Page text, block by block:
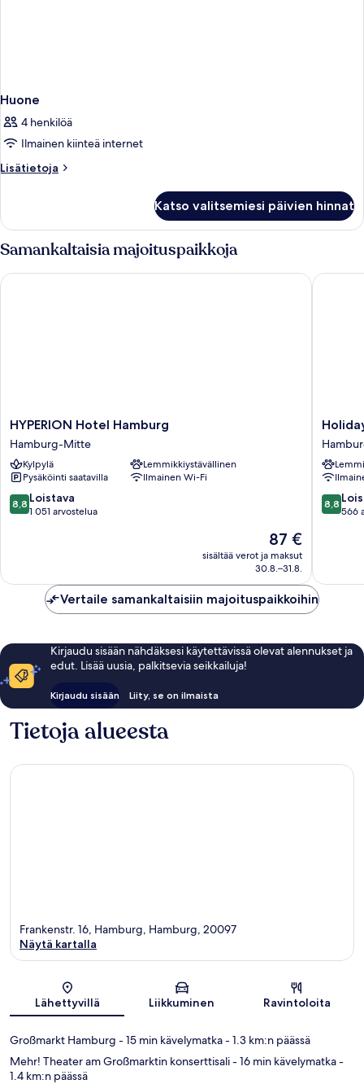
Huone
4 henkilöä
Ilmainen kiinteä internet
Lisätietoja
Lisätietoja
Katso valitsemiesi päivien hinnat
Samankaltaisia majoituspaikkoja
HYPERION
Hotel
Hamburg
Hamburg-
Mitte
HYPERION Hotel Hamburg
Hamburg-Mitte
Kylpylä
Lemmikkiystävällinen
Pysäköinti saatavilla
Ilmainen Wi-Fi
8.8
kautta
8,8 Loistava
1 051 arvostelua
Hinta
on
87 €
87 €
sisältää verot ja maksut
30.8.–31.8.
HYPERION Hotel Hamburg
Holiday
Inn
-
Berliner
Tor
by
8.8
kautta
8,8
566
Holiday
Vertaile samankaltaisiin majoituspaikkoihin
Kirjaudu sisään nähdäksesi käytettävissä olevat alennukset ja
edut. Lisää uusia, palkitsevia seikkailuja!
Kirjaudu sisään Liity, se on ilmaista
Tietoja alueesta
Kartta
Frankenstr. 16, Hamburg, Hamburg, 20097
Näytä kartalla
Lähettyvillä Liikkuminen Ravintoloita
Großmarkt Hamburg - 15 min kävelymatka- 1.3 km:n päässä
Mehr! Theater am Großmarktin konserttisali- 16 min kävelymatka-
1.4 km:n päässä